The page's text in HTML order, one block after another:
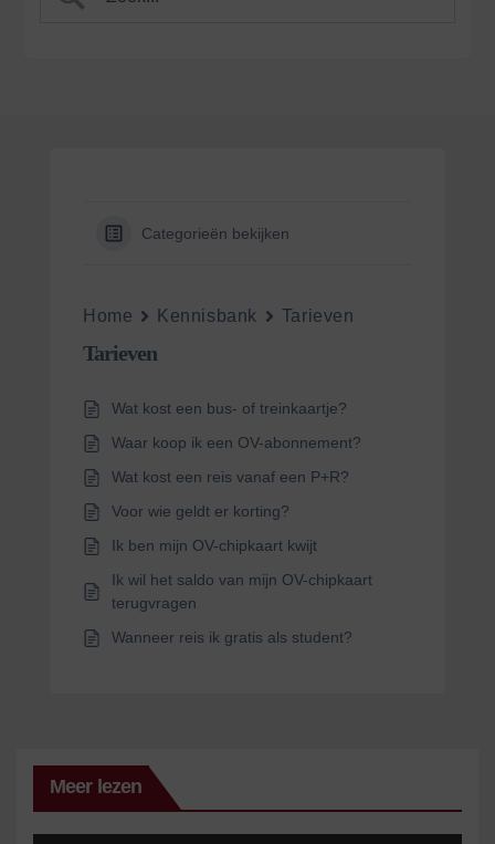
Categorieën bekijken
Home Kennisbank Tarieven
Tarieven
Wat kost een bus- of treinkaartje?
Waar koop ik een OV-abonnement?
Wat kost een reis vanaf een P+R?
Voor wie geldt er korting?
Ik ben mijn OV-chipkaart kwijt
Ik wil het saldo van mijn OV-chipkaart
terugvragen
Wanneer reis ik gratis als student?
Meer lezen